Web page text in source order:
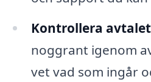
Kontrollera
noggrant igenom
vet vad som ingår